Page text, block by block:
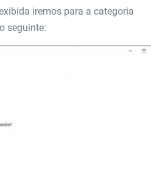
iremos para a categoria
seguinte: